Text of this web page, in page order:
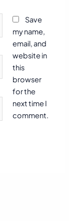
Save
my name,
email, and
website in
this
browser
for the
next time I
comment.